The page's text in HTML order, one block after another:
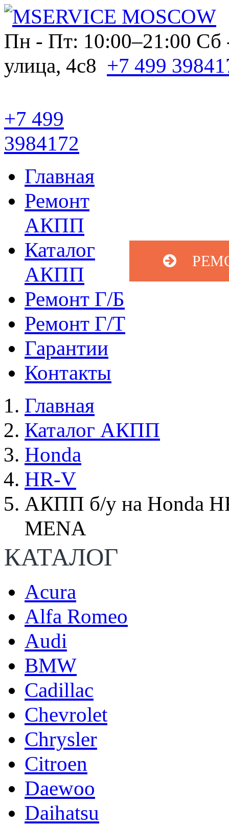
Пн - Пт: 10:00–21:00 Сб
улица, 4с8 +7 499
+7 499
3984172
Главная
Ремонт
АКПП
Каталог
АКПП
Ремонт Г/Б
Ремонт Г/Т
Гарантии
Контакты
Главная
Каталог АКПП
Honda
HR-V
АКПП б/у на Honda
MENA
КАТАЛОГ
Acura
Alfa Romeo
Audi
BMW
Cadillac
Chevrolet
Chrysler
Citroen
Daewoo
Daihatsu